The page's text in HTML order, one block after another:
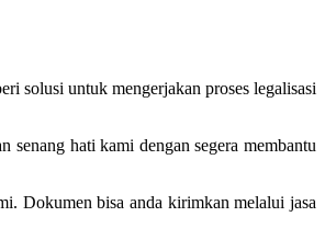
solusi untuk mengerjakan proses legalisasi
hati kami dengan segera membantu
Dokumen bisa anda kirimkan melalui jasa